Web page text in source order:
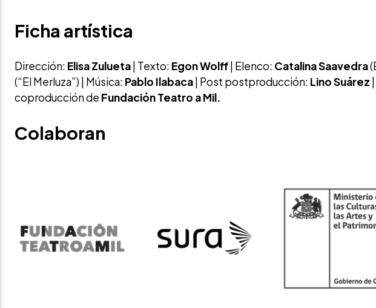
Ficha artística
Dirección: Elisa Zulueta | Texto: Egon Wolff | Elenco: Catalina Saavedra
(“El Merluza”) | Música: Pablo Ilabaca | Post postproducción: Lino Suárez
coproducción de Fundación Teatro a Mil.
Colaboran